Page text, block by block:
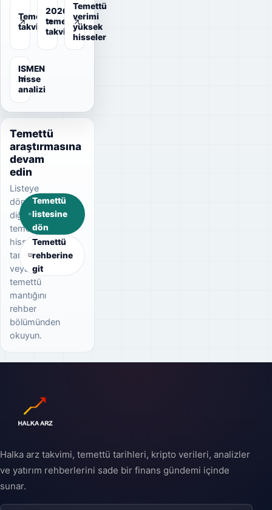
Temettü
takvimi
2026
temettü
takvimi
Temettü
verimi
yüksek
hisseler
ISMEN
hisse
analizi
Temettü
araştırmasına
devam
edin
Listeye
dönerek
diğer
temettü
hisselerini
tarayın
veya
temettü
mantığını
rehber
bölümünden
okuyun.
Temettü
listesine
dön
Temettü
rehberine
git
Halka arz takvimi, temettü tarihleri, kripto verileri, analizler
ve yatırım rehberlerini sade bir finans gündemi içinde
sunar.